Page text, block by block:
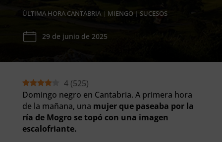
ÚLTIMA HORA CANTABRIA| MIENGO| SUCESOS
29 de junio de 2025
4 (525)
Domingo negro en Cantabria. A primera hora
de la mañana, una mujer que paseaba por la
ría de Mogro se topó con una imagen
escalofriante.